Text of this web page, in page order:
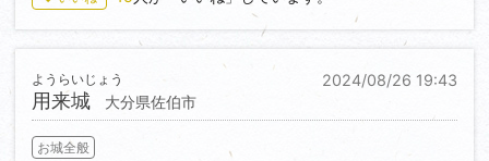
いました。北側は城キチＳin氏と同じ小竹の茂みから
侵入し曲輪と土塁を確認。崖の高低差が高いからでし
ょう土塁が一律1.5m程の高さで全周回っています。東
側には入口らしい場所が有り、進んで行くとそこが虎
口の様に見えます。降りていくと大小3つほどの堀切
道だか空堀を見る事が出来ました。
2024/08/26 19:43
用来城
ようらいじょう
大分県佐伯市
お城全般